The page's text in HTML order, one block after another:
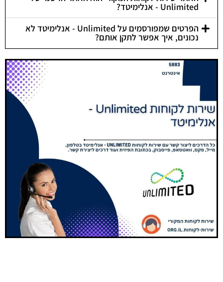
Unlimited - אנלימיטד?
הפרטים שמפורסמים על Unlimited - אנלימיטד לא
נכונים, איך אפשר לתקן אותם?